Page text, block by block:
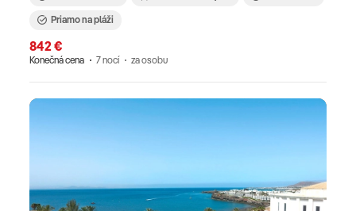
Priamo na pláži
842 €
Konečná cena 7 nocí za osobu